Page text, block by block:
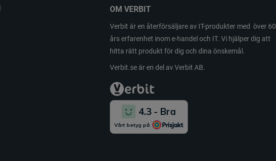
OM VERBIT
Verbit är en återförsäljare av IT-produkter med över 60
års erfarenhet inom e-handel och IT. Vi hjälper dig att
hitta rätt produkt för dig och dina önskemål.
Verbit.se är en del av Verbit AB.